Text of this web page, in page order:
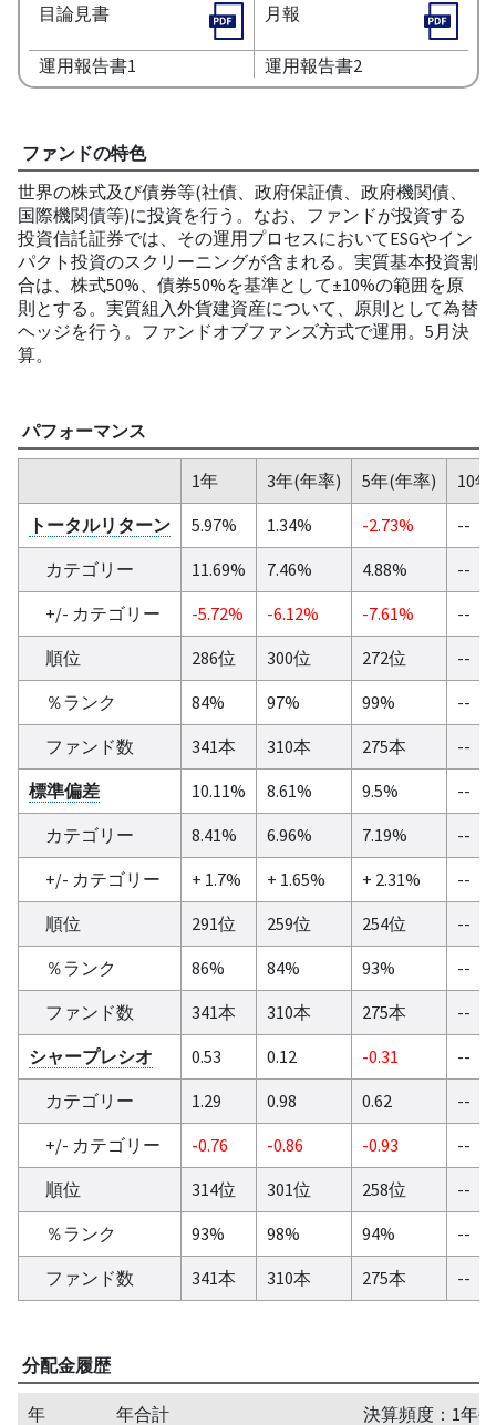
目論見書
月報
運用報告書1 運用報告書2
ファンドの特色
世界の株式及び債券等(社債、政府保証債、政府機関債、
国際機関債等)に投資を行う。なお、ファンドが投資する
投資信託証券では、その運用プロセスにおいてESGやイン
パクト投資のスクリーニングが含まれる。実質基本投資割
合は、株式50%、債券50%を基準として±10%の範囲を原
則とする。実質組入外貨建資産について、原則として為替
ヘッジを行う。ファンドオブファンズ方式で運用。5月決
算。
パフォーマンス
1年 3年(年率) 5年(年率)
10
トータルリターン
5.97% 1.34% -2.73%
--
カテゴリー
11.69% 7.46% 4.88%
--
+/- カテゴリー
-5.72% -6.12% -7.61%
--
順位
286位 300位 272位
--
％ランク
84% 97% 99%
--
ファンド数
341本 310本 275本
--
標準偏差
10.11% 8.61% 9.5%
--
カテゴリー
8.41% 6.96% 7.19%
--
+/- カテゴリー
+ 1.7% + 1.65% + 2.31%
--
順位
291位 259位 254位
--
％ランク
86% 84% 93%
--
ファンド数
341本 310本 275本
--
シャープレシオ
0.53 0.12 -0.31
--
カテゴリー
1.29 0.98 0.62
--
+/- カテゴリー
-0.76 -0.86 -0.93
--
順位
314位 301位 258位
--
％ランク
93% 98% 94%
--
ファンド数
341本 310本 275本 --
分配金履歴
年 年合計 決算頻度：1年